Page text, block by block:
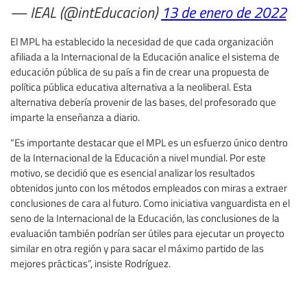
— IEAL (@intEducacion) 13 de enero de 2022
El MPL ha establecido la necesidad de que cada organización
afiliada a la Internacional de la Educación analice el sistema de
educación pública de su país a fin de crear una propuesta de
política pública educativa alternativa a la neoliberal. Esta
alternativa debería provenir de las bases, del profesorado que
imparte la enseñanza a diario.
“Es importante destacar que el MPL es un esfuerzo único dentro
de la Internacional de la Educación a nivel mundial. Por este
motivo, se decidió que es esencial analizar los resultados
obtenidos junto con los métodos empleados con miras a extraer
conclusiones de cara al futuro. Como iniciativa vanguardista en el
seno de la Internacional de la Educación, las conclusiones de la
evaluación también podrían ser útiles para ejecutar un proyecto
similar en otra región y para sacar el máximo partido de las
mejores prácticas”, insiste Rodríguez.